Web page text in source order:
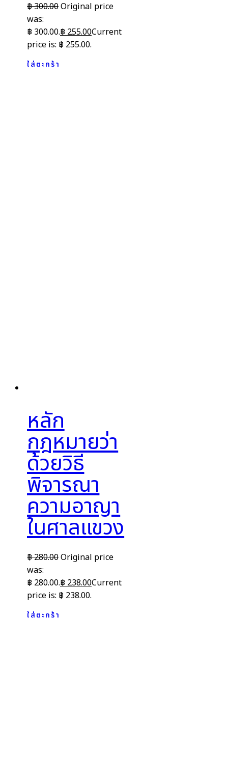
฿300.00Original price
was:
฿ 300.00.฿255.00Current
price is: ฿ 255.00.
ใส่ตะกร้า
หลัก
กฎหมายว่า
ด้วยวิธี
พิจารณา
ความอาญา
ในศาลแขวง
฿280.00Original price
was:
฿ 280.00.฿ 238.00Current
price is: ฿ 238.00.
ใส่ตะกร้า